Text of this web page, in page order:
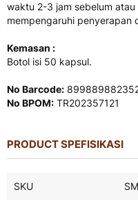
waktu 2-3 jam sebelum
mempengaruhi penyerapan
Kemasan :
Botol isi 50 kapsul.
No Barcode:
No BPOM: TR202357121
PRODUCT SPEFISIKASI
Spefisikasi
SKU